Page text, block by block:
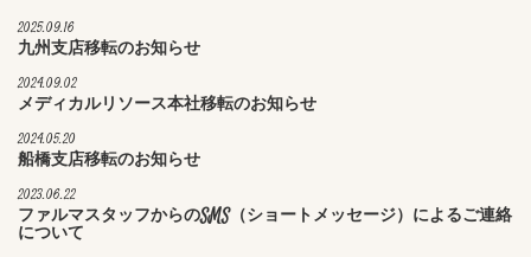
2025.09.16
九州支店移転のお知らせ
2024.09.02
メディカルリソース本社移転のお知らせ
2024.05.20
船橋支店移転のお知らせ
2023.06.22
ファルマスタッフからのSMS（ショートメッセージ）によるご連絡
について